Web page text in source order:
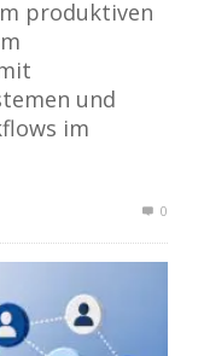
produktiven
und
im
0